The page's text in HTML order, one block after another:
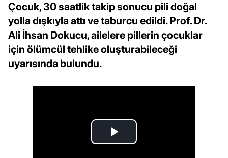
Çocuk, 30 saatlik takip sonucu pili doğal
yolla dışkıyla attı ve taburcu edildi. Prof. Dr.
Ali İhsan Dokucu, ailelere pillerin çocuklar
için ölümcül tehlike oluşturabileceği
uyarısında bulundu.